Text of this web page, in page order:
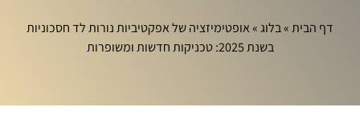
דף הבית»בלוג»אופטימיזציה של אפקטיביות נורות לד חסכוניות
בשנת 2025: טכניקות חדשות ומשופרות